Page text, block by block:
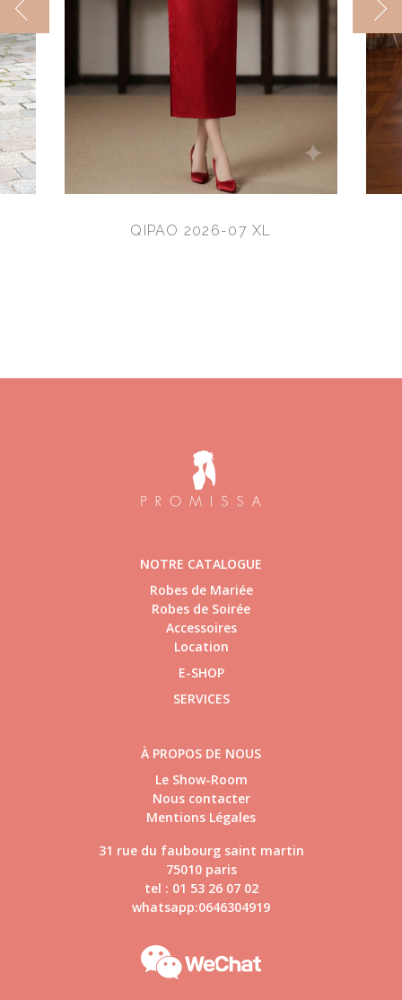
QIPAO 2026-07 XL
NOTRE CATALOGUE
Robes de Mariée
Robes de Soirée
Accessoires
Location
E-SHOP
SERVICES
À PROPOS DE NOUS
Le Show-Room
Nous contacter
Mentions Légales
31 rue du faubourg saint martin
75010 paris
tel : 01 53 26 07 02
whatsapp:0646304919